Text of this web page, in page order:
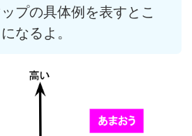
プの具体例を表すとこ
なるよ。